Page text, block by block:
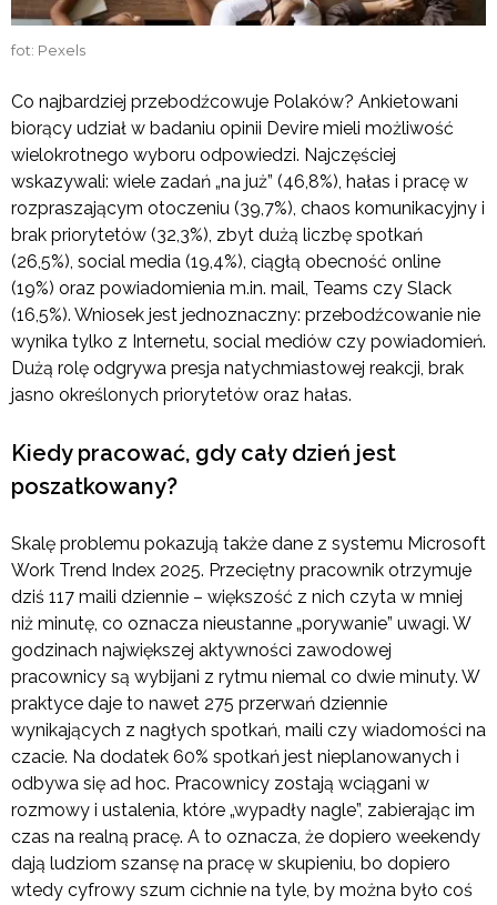
fot: Pexels
Co najbardziej przebodźcowuje Polaków? Ankietowani
biorący udział w badaniu opinii Devire mieli możliwość
wielokrotnego wyboru odpowiedzi. Najczęściej
wskazywali: wiele zadań „na już” (46,8%), hałas i pracę w
rozpraszającym otoczeniu (39,7%), chaos komunikacyjny i
brak priorytetów (32,3%), zbyt dużą liczbę spotkań
(26,5%), social media (19,4%), ciągłą obecność online
(19%) oraz powiadomienia m.in. mail, Teams czy Slack
(16,5%). Wniosek jest jednoznaczny: przebodźcowanie nie
wynika tylko z Internetu, social mediów czy powiadomień.
Dużą rolę odgrywa presja natychmiastowej reakcji, brak
jasno określonych priorytetów oraz hałas.
Kiedy pracować, gdy cały dzień jest
poszatkowany?
Skalę problemu pokazują także dane z systemu Microsoft
Work Trend Index 2025. Przeciętny pracownik otrzymuje
dziś 117 maili dziennie – większość z nich czyta w mniej
niż minutę, co oznacza nieustanne „porywanie” uwagi. W
godzinach największej aktywności zawodowej
pracownicy są wybijani z rytmu niemal co dwie minuty. W
praktyce daje to nawet 275 przerwań dziennie
wynikających z nagłych spotkań, maili czy wiadomości na
czacie. Na dodatek 60% spotkań jest nieplanowanych i
odbywa się ad hoc. Pracownicy zostają wciągani w
rozmowy i ustalenia, które „wypadły nagle”, zabierając im
czas na realną pracę. A to oznacza, że dopiero weekendy
dają ludziom szansę na pracę w skupieniu, bo dopiero
wtedy cyfrowy szum cichnie na tyle, by można było coś